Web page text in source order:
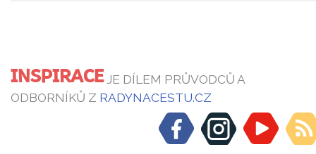
INSPIRACEJE DÍLEM PRŮVODCŮ A
ODBORNÍKŮ Z RADYNACESTU.CZ